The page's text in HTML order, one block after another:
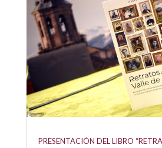
PRESENTACIÓN DEL LIBRO